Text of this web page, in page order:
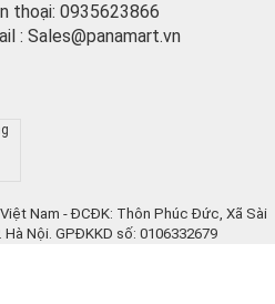
thoại: 0935623866
: Sales@panamart.vn
Nam - ĐCĐK: Thôn Phúc Đức, Xã Sài
Hà Nội. GPĐKKD số: 0106332679